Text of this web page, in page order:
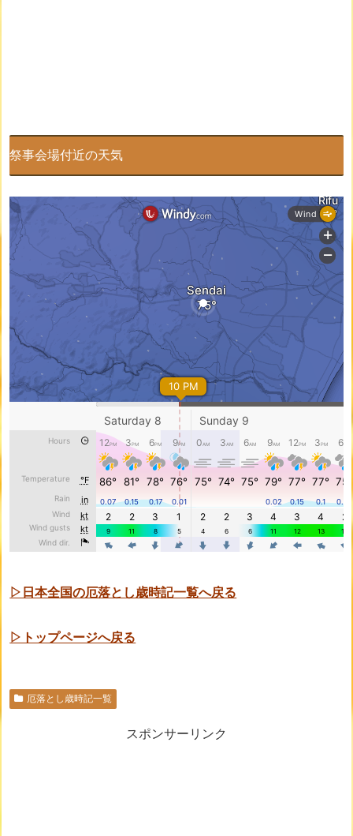
祭事会場付近の天気
▷日本全国の厄落とし歳時記一覧へ戻る
▷トップページへ戻る
厄落とし歳時記一覧
スポンサーリンク